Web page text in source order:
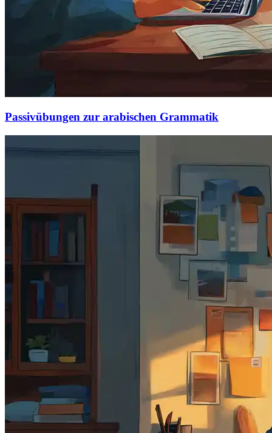
Passivübungen zur arabischen Grammatik